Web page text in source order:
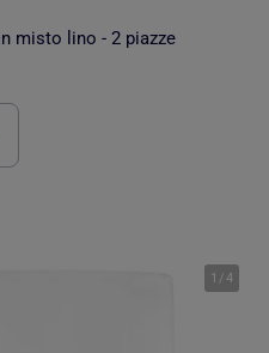
misto lino - 2 piazze
1 /4